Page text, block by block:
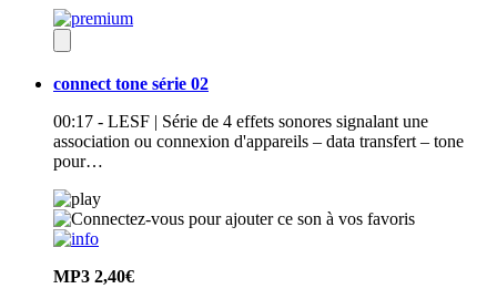
connect tone série 02
00:17 - LESF | Série de 4 effets sonores signalant une
association ou connexion d'appareils – data transfert – tone
pour…
MP3 2,40€